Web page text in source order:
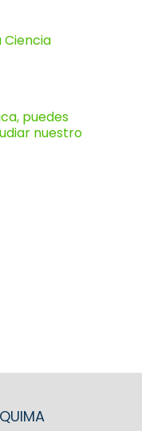
Ciencia
puedes
nuestro